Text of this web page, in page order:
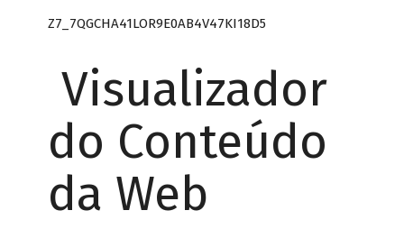
Z7_7QGCHA41LOR9E0AB4V47KI18D5
Visualizador
do Conteúdo
da Web